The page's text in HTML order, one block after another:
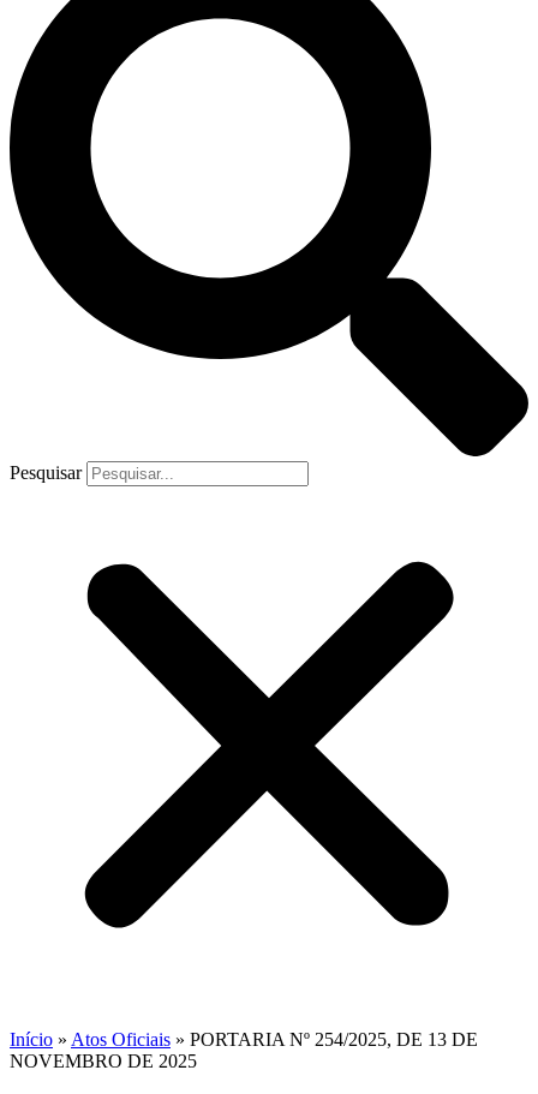
Pesquisar
Início » Atos Oficiais » PORTARIA Nº 254/2025, DE 13 DE
NOVEMBRO DE 2025